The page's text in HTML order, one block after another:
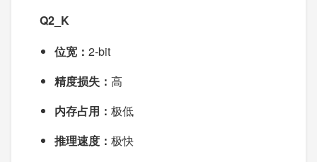
Q2_K
位宽： 2-bit
精度损失： 高
内存占用： 极低
推理速度： 极快